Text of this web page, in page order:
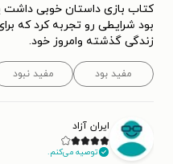
کتاب بازی داستان خوبی داشت
بود شرایطی رو تجربه کرد که
زندگی گذشته وامروز خود.
مفید بود مفید نبود
ایران آزاد
توصیه می‌کنم.